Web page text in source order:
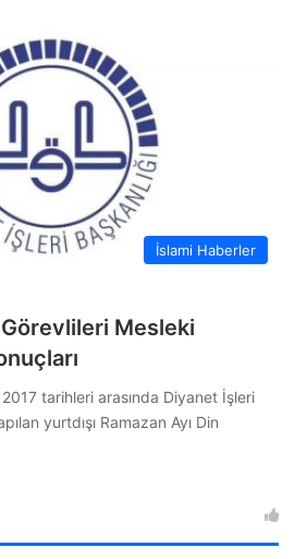
İslami Haberler
Görevlileri Mesleki
tarihleri arasında Diyanet İşleri
yurtdışı Ramazan Ayı Din